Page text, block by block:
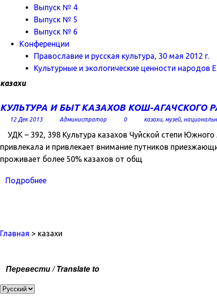
Выпуск № 4
Выпуск № 5
Выпуск № 6
Конференции
Православие и русская культура, 30 мая 2012 г.
Культурные и экологические ценности народов
казахи
КУЛЬТУРА И БЫТ КАЗАХОВ КОШ-АГАЧСКОГО
12 Дек 2013 Администратор 0 казахи, музей,
УДК – 392, 398 Культура казахов Чуйской степи
привлекала и привлекает внимание путников
проживает более 50% казахов от общ
Подробнее
Главная > казахи
Перевести / Translate to